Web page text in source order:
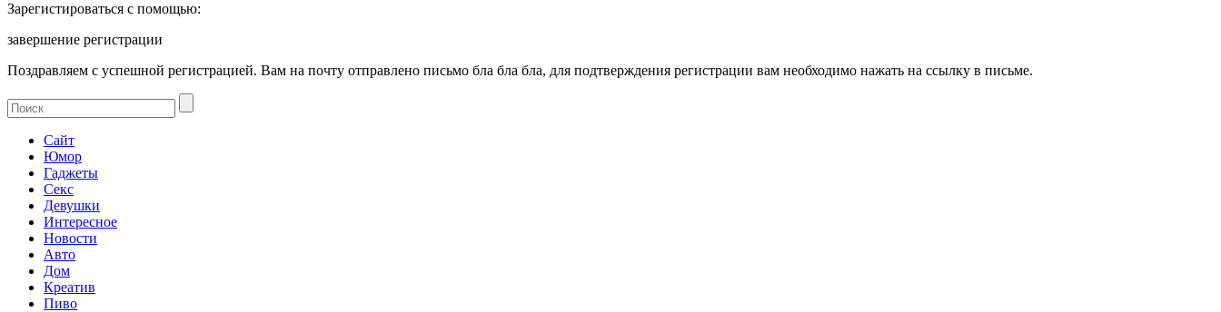
Зарегистироваться с помощью:
завершение регистрации
Поздравляем с успешной регистрацией. Вам на почту отправлено письмо бла бла бла, для подтверждения регистрации вам необходимо нажать на ссылку в письме.
Сайт
Юмор
Гаджеты
Секс
Девушки
Интересное
Новости
Авто
Дом
Креатив
Пиво